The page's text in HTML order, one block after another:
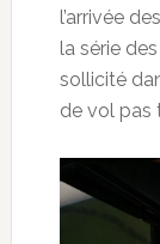
l’arrivée
la série
sollicité
de vol pas